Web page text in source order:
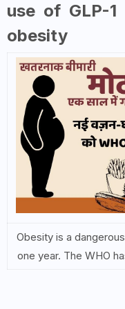
use of GLP-
obesity
Obesity is a
one year. The WHO